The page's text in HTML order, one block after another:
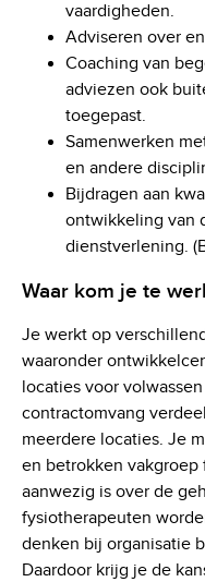
vaardigheden.
Adviseren over
Coaching van
adviezen ook
toegepast.
Samenwerken
en andere
Bijdragen aan
ontwikkeling van
dienstverlening.
Waar kom je te
Je werkt op
waaronder
locaties voor
contractomvang
meerdere locaties. Je
en betrokken
aanwezig is over de
fysiotherapeuten
denken bij organisatie
Daardoor krijg je de